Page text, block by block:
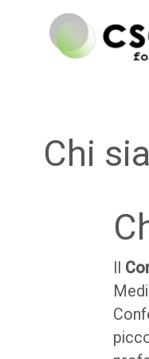
C.S.A.P.I. Home
Chi